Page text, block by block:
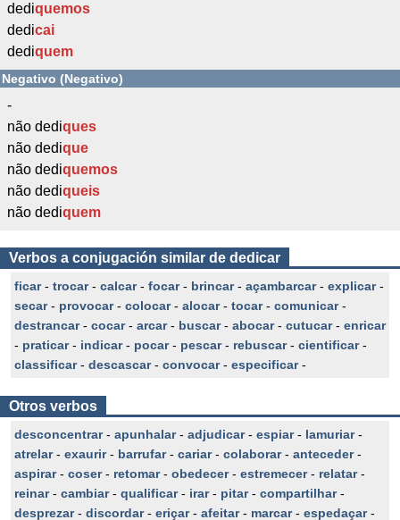
dediquemos
dedicai
dediquem
Negativo (Negativo)
-
não dediques
não dedique
não dediquemos
não dediqueis
não dediquem
Verbos a conjugación similar de dedicar
ficar- trocar- calcar- focar- brincar- açambarcar- explicar-
secar- provocar- colocar- alocar- tocar- comunicar-
destrancar- cocar- arcar- buscar- abocar- cutucar- enricar
- praticar- indicar- pocar- pescar- rebuscar- cientificar-
classificar- descascar- convocar- especificar-
Otros verbos
desconcentrar- apunhalar- adjudicar- espiar- lamuriar-
atrelar- exaurir- barrufar- cariar- colaborar- anteceder-
aspirar- coser- retomar- obedecer- estremecer- relatar-
reinar- cambiar- qualificar- irar- pitar- compartilhar-
desprezar- discordar- eriçar- afeitar- marcar- espedaçar-